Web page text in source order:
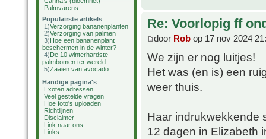
Palmvarens
Populairste artikels
1)Verzorging bananenplanten
2)Verzorging van palmen
3)Hoe een bananenplant
beschermen in de winter?
4)De 10 winterhardste
palmbomen ter wereld
5)Zaaien van avocado
Handige pagina's
Exoten adressen
Veel gestelde vragen
Hoe foto's uploaden
Richtlijnen
Disclaimer
Link naar ons
Links
Re: Voorlopig ff
door Rob op 17 nov 2024
We zijn er nog luitjes!
Het was (en is) een
weer thuis.
Haar indrukwekkende
12 dagen in Elizabeth